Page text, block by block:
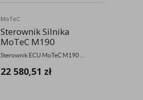
MoTeC
Sterownik Silnika
MoTeC M190
Sterownik ECU MoTeC M190 ...
22 580,51 zł